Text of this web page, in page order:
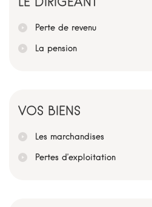
LE DIRIGEANT
Perte de revenu
La pension
VOS BIENS
Les marchandises
Pertes d’exploitation